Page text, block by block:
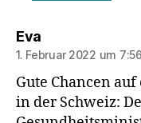
Evasagt:
1. Februar 2022 um
Gute Chancen
in der Schweiz: